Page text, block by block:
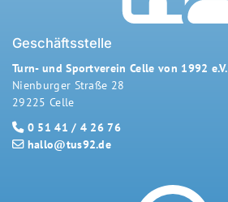
Geschäftsstelle
Turn- und Sportverein Celle von 1992 e.V.
Nienburger Straße 28
29225 Celle
0 51 41 / 4 26 76
hallo@tus92.de